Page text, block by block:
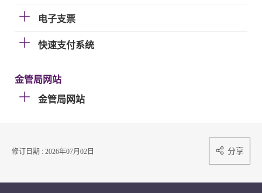
电子支票
快速支付系统
金管局网站
金管局网站
修订日期 : 2026年07月02日 分享